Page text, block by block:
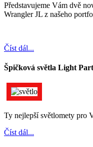
Představujeme Vám dvě
Wrangler JL z našeho
Číst dál...
Špičková světla Light
Ty nejlepší světlomety pro
Číst dál...